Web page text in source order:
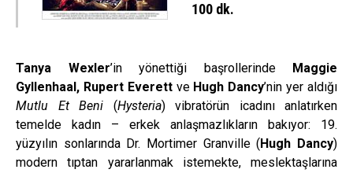
100 dk.
Tanya Wexler’in yönettiği başrollerinde Maggie
Gyllenhaal, Rupert Everettve Hugh Dancy’nin yer aldığı
Mutlu Et Beni (Hysteria) vibratörün icadını anlatırken
temelde kadın – erkek anlaşmazlıkların bakıyor: 19.
yüzyılın sonlarında Dr. Mortimer Granville (Hugh Dancy)
modern tıptan yararlanmak istemekte, meslektaşlarına